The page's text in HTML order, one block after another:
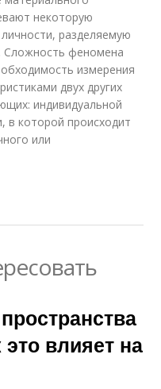
некоторую
разделяемую
Сложность феномена
измерения
двух других
индивидуальной
в которой происходит
или
влияет на